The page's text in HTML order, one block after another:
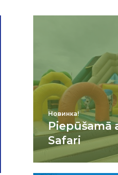
Новинка!
Piepūšamā
Safari